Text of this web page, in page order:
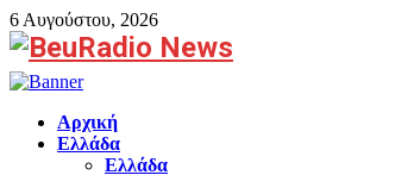
6 Αυγούστου, 2026
Facebook
Αρχική
Ελλάδα
Ελλάδα